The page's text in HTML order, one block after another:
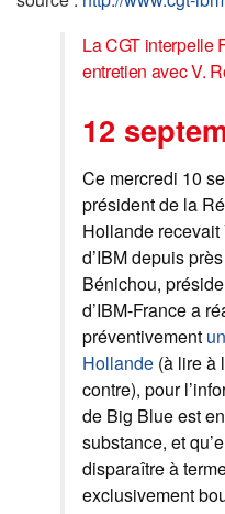
La CGT interpelle
entretien avec V.
12
Ce mercredi 10
président de la
Hollande
d’IBM depuis
Bénichou,
d’IBM-France a
préventivement
Hollande (à lire à
contre), pour
de Big Blue est
substance, et
disparaître à
exclusivement